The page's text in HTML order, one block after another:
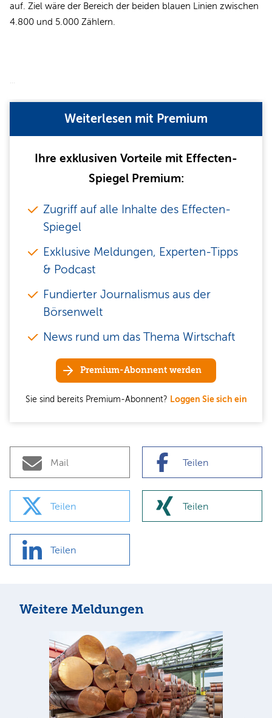
auf. Ziel wäre der Bereich der beiden blauen Linien zwischen
4.800 und 5.000 Zählern.
Weiterlesen mit Premium
Ihre exklusiven Vorteile mit Effecten-
Spiegel Premium:
Zugriff auf alle Inhalte des Effecten-
Spiegel
Exklusive Meldungen, Experten-Tipps
& Podcast
Fundierter Journalismus aus der
Börsenwelt
News rund um das Thema Wirtschaft
Premium-Abonnent werden
Sie sind bereits Premium-Abonnent? Loggen Sie sich ein
Mail Teilen
Teilen Teilen
Teilen
Weitere Meldungen